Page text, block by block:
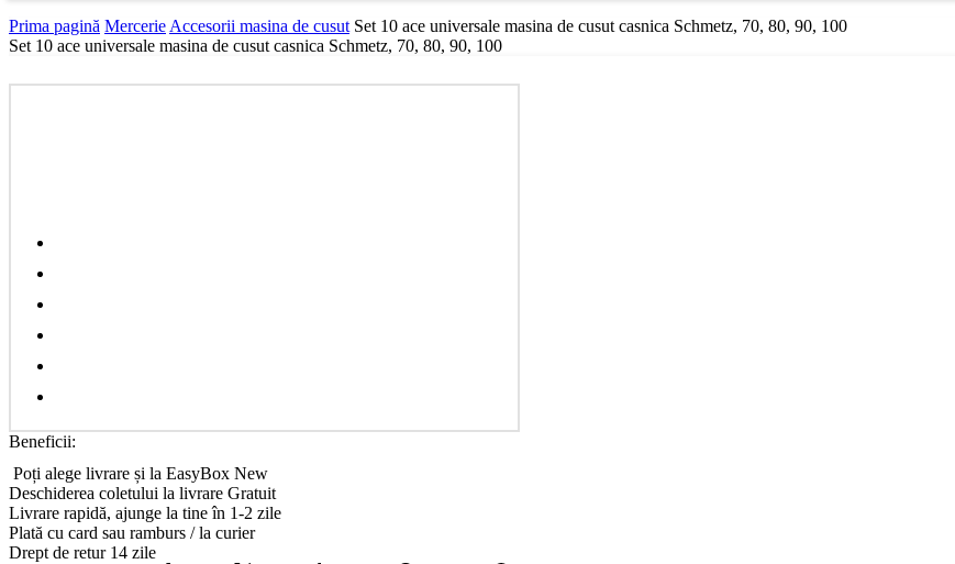
Prima pagină Mercerie Accesorii masina de cusut Set 10 ace universale masina de cusut casnica Schmetz, 70, 80, 90, 100
Set 10 ace universale masina de cusut casnica Schmetz, 70, 80, 90, 100
Beneficii:
Poți alege livrare și la EasyBox New
Deschiderea coletului la livrare Gratuit
Livrare rapidă, ajunge la tine în 1-2 zile
Plată cu card sau ramburs / la curier
Drept de retur 14 zile